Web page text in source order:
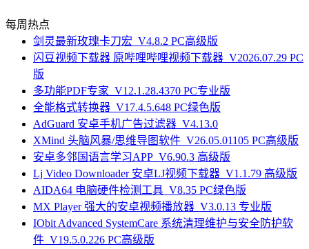
每周热点
剑灵最新玫瑰卡刀宏_V4.8.2 PC高级版
闪豆视频下载器 原哔哩哔哩视频下载器_V2026.07.29 PC
版
多功能PDF专家_V12.1.28.4370 PC专业版
全能格式转换器_V17.4.5.648 PC绿色版
AdGuard 安卓手机广告过滤器_V4.13.0
XMind 头脑风暴/思维导图软件_V26.05.01105 PC高级版
安卓多邻国语言学习APP_V6.90.3 高级版
Lj Video Downloader 安卓LJ视频下载器_V1.1.79 高级版
AIDA64 电脑硬件检测工具_V8.35 PC绿色版
MX Player 强大的安卓视频播放器_V3.0.13 专业版
IObit Advanced SystemCare 系统清理维护与安全防护软
件_V19.5.0.226 PC高级版